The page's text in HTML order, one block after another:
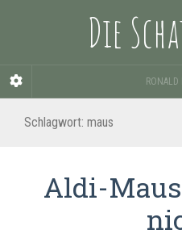
Die
Schlagwort: maus
Aldi-